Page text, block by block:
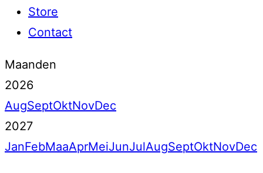
Store
Contact
Maanden
2026
AugSeptOktNovDec
2027
JanFebMaaAprMeiJunJulAugSeptOktNovDec